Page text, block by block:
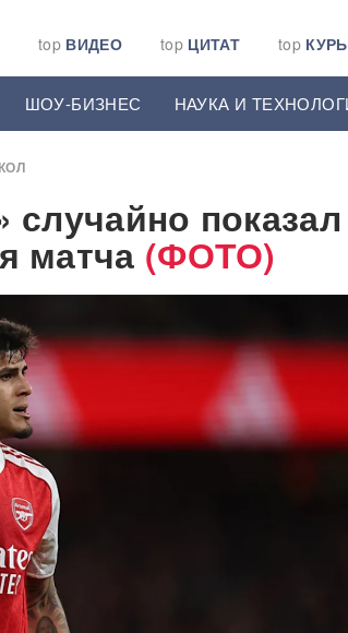
top ВИДЕО top ЦИТАТ top
ШОУ-БИЗНЕС НАУКА И
случайно показал
матча (ФОТО)